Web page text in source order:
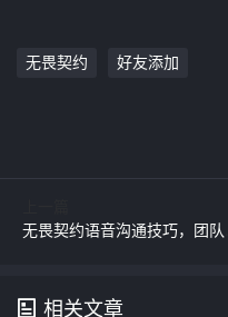
无畏契约 好友添加
无畏契约语音沟通技巧，团队致胜关键！无畏契约高效语音沟通，团队协作制胜法则
相关文章